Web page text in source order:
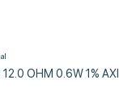
12.0 OHM 0.6W 1%